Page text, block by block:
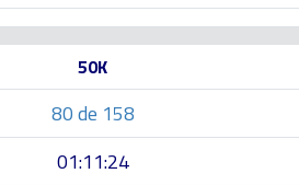
50K
80 de 158
01:11:24